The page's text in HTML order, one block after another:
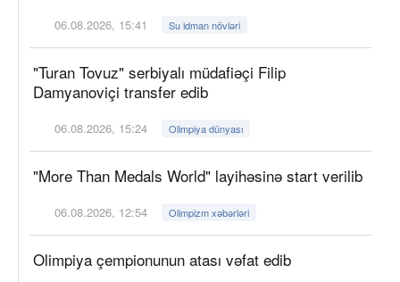
06.08.2026, 15:41 Su idman növləri
"Turan Tovuz" serbiyalı müdafiəçi Filip
Damyanoviçi transfer edib
06.08.2026, 15:24 Olimpiya dünyası
"More Than Medals World" layihəsinə start verilib
06.08.2026, 12:54 Olimpizm xəbərləri
Olimpiya çempionunun atası vəfat edib